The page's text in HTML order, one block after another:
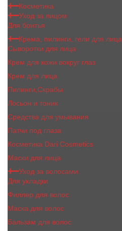
Косметика
Уход за лицом
Для бритья
Крема, пилинги, гели для лица
Сыворотки для лица
Крем для кожи вокруг глаз
Крем для лица
Пилинги,Скрабы
Лосьон и тоник
Средства для умывания
Патчи под глаза
Косметика Dari Cosmetics
Маски для лица
Уход за волосами
Для укладки
Филлер для волос
Маска для волос
Бальзам для волос